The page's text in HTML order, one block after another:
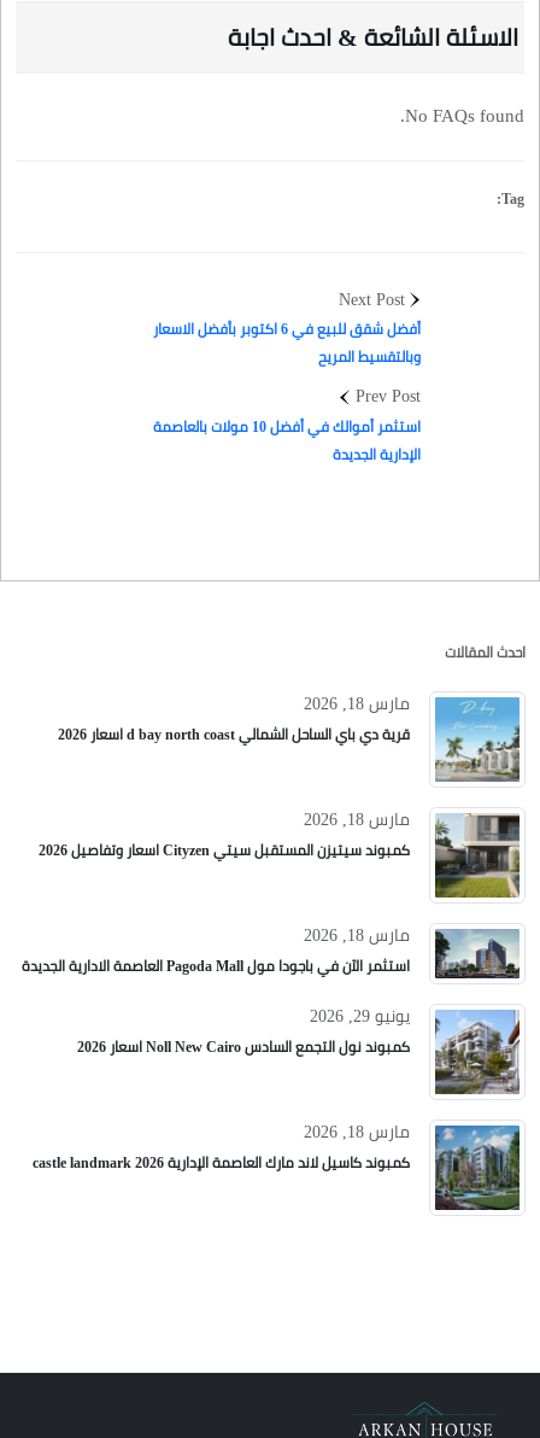
الاسئلة الشائعة & احدث اجابة
No FAQs found.
Tag:
أفضل شقق للبيع في 6 اكتوبر بأفضل الاسعار
وبالتقسيط المريح
Prev Post
استثمر أموالك في أفضل 10 مولات بالعاصمة
الإدارية الجديدة
احدث المقالات
مارس 18, 2026
قرية دي باي الساحل الشمالي d bay north coast اسعار 2026
مارس 18, 2026
كمبوند سيتيزن المستقبل سيتي Cityzen اسعار وتفاصيل 2026
مارس 18, 2026
استثمر الآن في باجودا مول Pagoda Mall العاصمة الادارية الجديدة
يونيو 29, 2026
كمبوند نول التجمع السادس Noll New Cairo اسعار 2026
مارس 18, 2026
كمبوند كاسيل لاند مارك العاصمة الإدارية castle landmark 2026